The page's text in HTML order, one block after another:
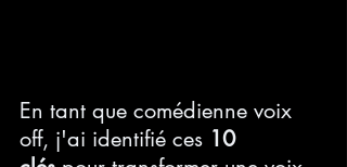
En tant que comédienne voix
off, j'ai identifié ces 10